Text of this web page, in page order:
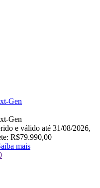
Gen
Gen
e válido até 31/08/2026,
R$79.990,00
mais